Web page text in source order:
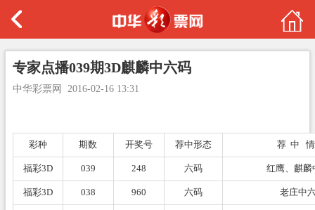
专家点播039期3D麒麟中六码
中华彩票网 2016-02-16 13:31
彩种 期数 开奖号 荐中形态 荐 中
福彩3D 039 248 六码 红鹰、麒麟
福彩3D 038 960 六码 老庄中